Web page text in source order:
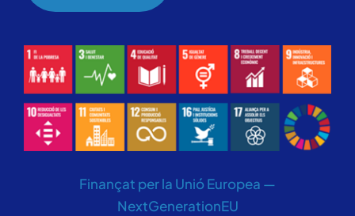
Finançat per la Unió Europea —
NextGenerationEU